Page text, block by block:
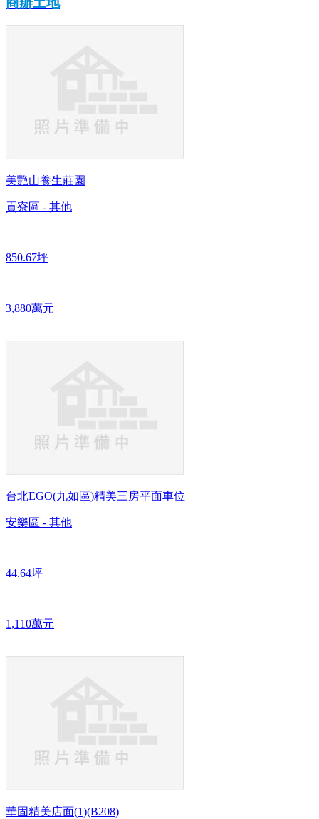
美艷山養生莊園
貢寮區 - 其他
850.67坪
3,880萬元
台北EGO(九如區)精美三房平面車位
安樂區 - 其他
44.64坪
1,110萬元
華固精美店面(1)(B208)